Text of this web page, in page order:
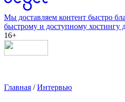
Мы доставляем контент быстро
быстрому и доступному хостингу
16+
Главная /Интервью